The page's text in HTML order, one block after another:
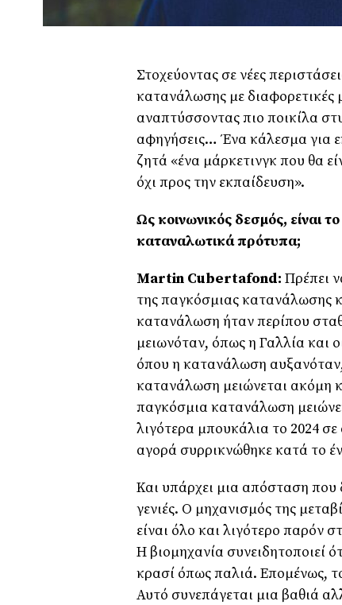
Στοχεύοντας σε νέες
κατανάλωσης με διαφορετικές
αναπτύσσοντας πιο ποικίλα
αφηγήσεις… Ένα κάλεσμα για
ζητά «ένα μάρκετινγκ που θα
όχι προς την εκπαίδευση».
Ως κοινωνικός δεσμός, είναι
καταναλωτικά πρότυπα;
Martin Cubertafond: Πρέπει
της παγκόσμιας κατανάλωσης
κατανάλωση ήταν περίπου
μειωνόταν, όπως η Γαλλία και
όπου η κατανάλωση
κατανάλωση μειώνεται ακόμη
παγκόσμια κατανάλωση
λιγότερα μπουκάλια το 2024 σε
αγορά συρρικνώθηκε κατά το
Και υπάρχει μια απόσταση που
γενιές. Ο μηχανισμός της
είναι όλο και λιγότερο παρόν
Η βιομηχανία συνειδητοποιεί
κρασί όπως παλιά. Επομένως,
Αυτό συνεπάγεται μια βαθιά